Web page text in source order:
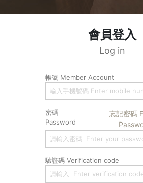
會員登入
Log in
帳號 Member Account
密碼
Password
忘記密碼
驗證碼 Verification code